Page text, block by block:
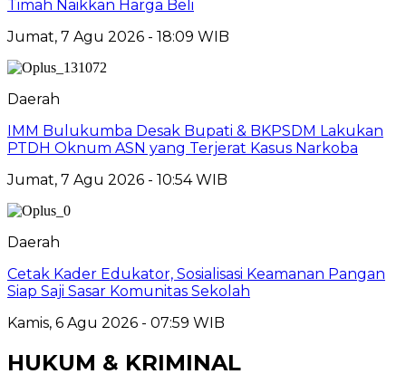
Timah Naikkan Harga Beli
Jumat, 7 Agu 2026 - 18:09 WIB
Daerah
IMM Bulukumba Desak Bupati & BKPSDM Lakukan
PTDH Oknum ASN yang Terjerat Kasus Narkoba
Jumat, 7 Agu 2026 - 10:54 WIB
Daerah
Cetak Kader Edukator, Sosialisasi Keamanan Pangan
Siap Saji Sasar Komunitas Sekolah
Kamis, 6 Agu 2026 - 07:59 WIB
HUKUM & KRIMINAL